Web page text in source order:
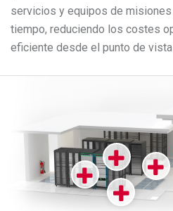
servicios y equipos de
tiempo, reduciendo los costes
eficiente desde el punto de